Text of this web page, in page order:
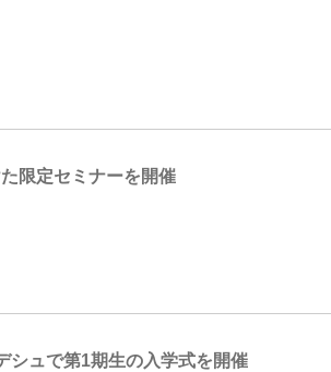
限定セミナーを開催
シュで第1期生の入学式を開催